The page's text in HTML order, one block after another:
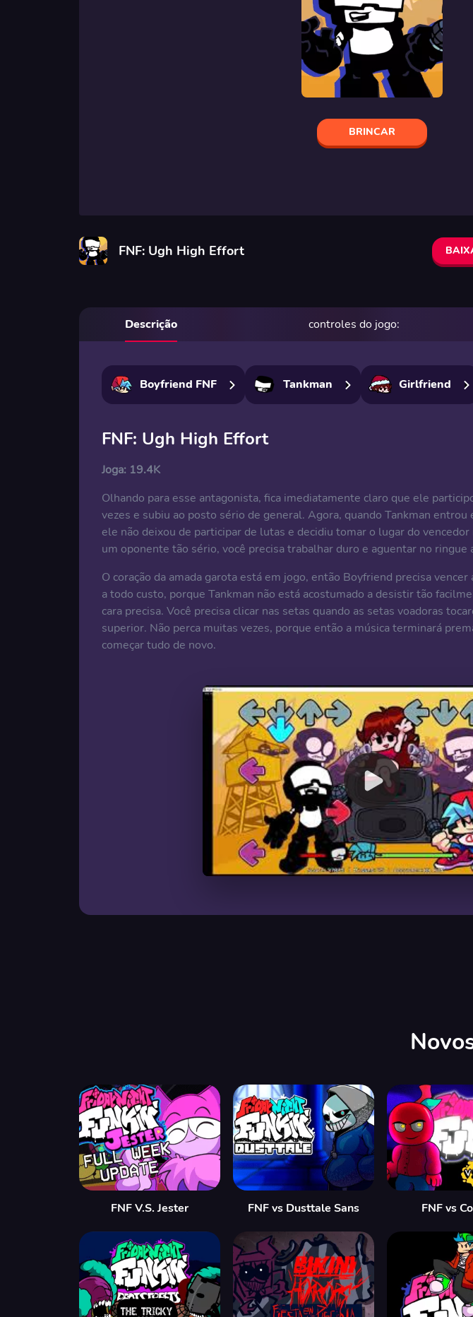
BRINCAR
FNF: Ugh High Effort
Descrição controles do jogo:
Boyfriend FNF Tankman Girlfriend
FNF: Ugh High Effort
Joga: 19.4K
Olhando para esse antagonista, fica imediatamente claro que ele
vezes e subiu ao posto sério de general. Agora, quando Tankman
ele não deixou de participar de lutas e decidiu tomar o lugar do
um oponente tão sério, você precisa trabalhar duro e aguentar no ringue
O coração da amada garota está em jogo, então Boyfriend precisa
a todo custo, porque Tankman não está acostumado a desistir tão
cara precisa. Você precisa clicar nas setas quando as setas voadoras
superior. Não perca muitas vezes, porque então a música terminará
começar tudo de novo.
FNF V.S. Jester FNF vs Dusttale Sans FNF vs